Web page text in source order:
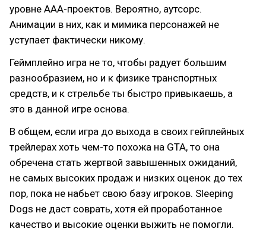
уровне ААА-проектов. Вероятно, аутсорс.
Анимации в них, как и мимика персонажей не
уступает фактически никому.
Геймплейно игра не то, чтобы радует большим
разнообразием, но и к физике транспортных
средств, и к стрельбе ты быстро привыкаешь, а
это в данной игре основа.
В общем, если игра до выхода в своих гейплейных
трейлерах хоть чем-то похожа на GTA, то она
обречена стать жертвой завышенных ожиданий,
не самых высоких продаж и низких оценок до тех
пор, пока не набьет свою базу игроков. Sleeping
Dogs не даст соврать, хотя ей проработанное
качество и высокие оценки выжить не помогли.